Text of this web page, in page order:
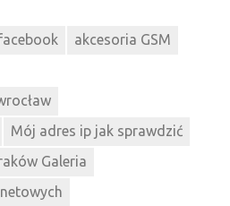
akcesoria GSM
Mój adres ip jak sprawdzić
Galeria